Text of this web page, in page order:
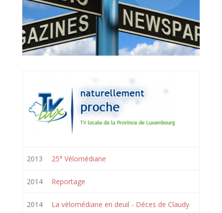
2013 25° Vélomédiane
2014 Reportage
2014 La vélomédiane en deuil - Déces de Claudy